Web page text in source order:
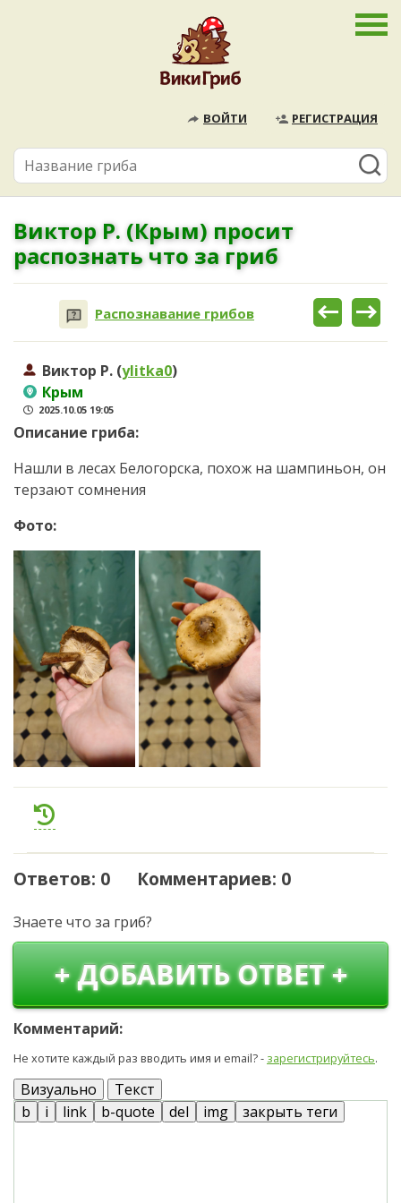
ВОЙТИ РЕГИСТРАЦИЯ
Виктор Р. (Крым) просит
распознать что за гриб
Распознавание грибов
Виктор Р. (ylitka0)
Крым
2025.10.05 19:05
Описание гриба:
Нашли в лесах Белогорска, похож на шампиньон, он
терзают сомнения
Фото:
Ответов: 0 Комментариев: 0
Знаете что за гриб?
+ ДОБАВИТЬ ОТВЕТ +
Комментарий:
Не хотите каждый раз вводить имя и email? - зарегистрируйтесь.
Визуально Текст